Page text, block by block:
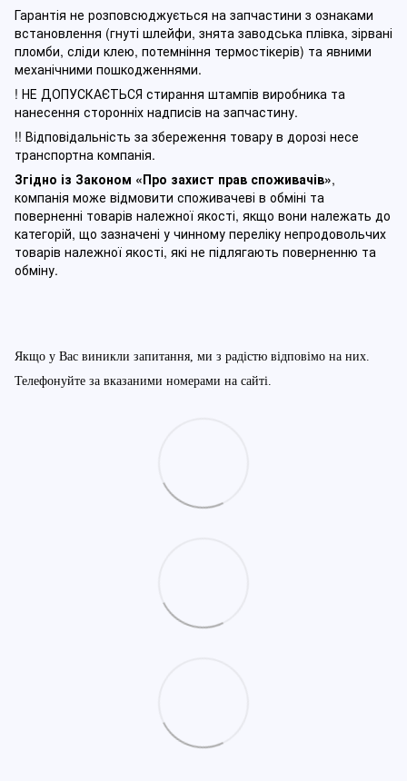
Гарантія не розповсюджується на запчастини з ознаками
встановлення (гнуті шлейфи, знята заводська плівка, зірвані
пломби, сліди клею, потемніння термостікерів) та явними
механічними пошкодженнями.
! НЕ ДОПУСКАЄТЬСЯ стирання штампів виробника та
нанесення сторонніх надписів на запчастину.
!! Відповідальність за збереження товару в дорозі несе
транспортна компанія.
Згідно із Законом «Про захист прав споживачів»,
компанія може відмовити споживачеві в обміні та
поверненні товарів належної якості, якщо вони належать до
категорій, що зазначені у чинному переліку непродовольчих
товарів належної якості, які не підлягають поверненню та
обміну.
Якщо у Вас виникли запитання, ми з радістю відповімо на них.
Телефонуйте за вказаними номерами на сайті.